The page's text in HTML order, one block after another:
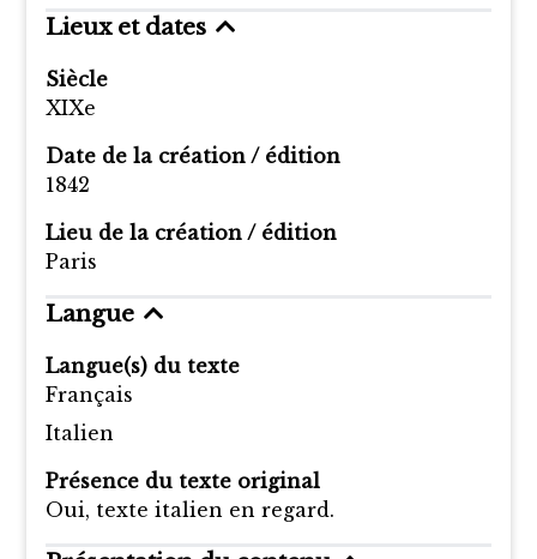
Lieux et dates
Siècle
XIXe
Date de la création / édition
1842
Lieu de la création / édition
Paris
Langue
Langue(s) du texte
Français
Italien
Présence du texte original
Oui, texte italien en regard.